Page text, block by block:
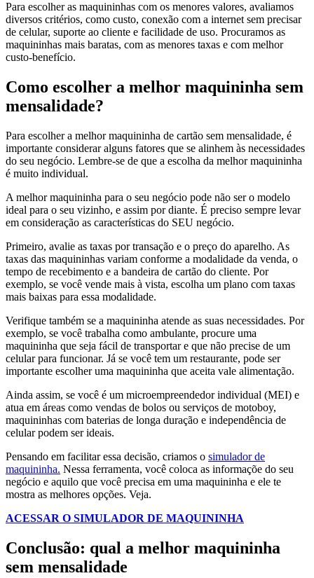
Para escolher as maquininhas com os menores valores, avaliamos
diversos critérios, como custo, conexão com a internet sem precisar
de celular, suporte ao cliente e facilidade de uso. Procuramos as
maquininhas mais baratas, com as menores taxas e com melhor
custo-benefício.
Como escolher a melhor maquininha sem
mensalidade?
Para escolher a melhor maquininha de cartão sem mensalidade, é
importante considerar alguns fatores que se alinhem às necessidades
do seu negócio. Lembre-se de que a escolha da melhor maquininha
é muito individual.
A melhor maquininha para o seu negócio pode não ser o modelo
ideal para o seu vizinho, e assim por diante. É preciso sempre levar
em consideração as características do SEU negócio.
Primeiro, avalie as taxas por transação e o preço do aparelho. As
taxas das maquininhas variam conforme a modalidade da venda, o
tempo de recebimento e a bandeira de cartão do cliente. Por
exemplo, se você vende mais à vista, escolha um plano com taxas
mais baixas para essa modalidade.
Verifique também se a maquininha atende as suas necessidades. Por
exemplo, se você trabalha como ambulante, procure uma
maquininha que seja fácil de transportar e que não precise de um
celular para funcionar. Já se você tem um restaurante, pode ser
importante escolher uma maquininha que aceita vale alimentação.
Ainda assim, se você é um microempreendedor individual (MEI) e
atua em áreas como vendas de bolos ou serviços de motoboy,
maquininhas com baterias de longa duração e independência de
celular podem ser ideais.
Pensando em facilitar essa decisão, criamos o simulador de
maquininha. Nessa ferramenta, você coloca as informaçõe do seu
negócio e aquilo que você precisa em uma maquininha e ele te
mostra as melhores opções. Veja.
ACESSAR O SIMULADOR DE MAQUININHA
Conclusão: qual a melhor maquininha
sem mensalidade